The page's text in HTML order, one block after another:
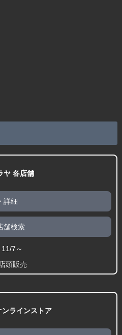
ヤ 各店舗
詳細
舗検索
11/7～
頭販売
ンラインストア